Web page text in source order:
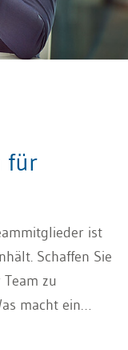
für
ist
Schaffen Sie
zu
macht ein